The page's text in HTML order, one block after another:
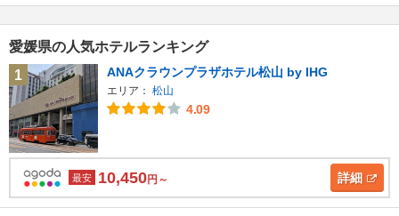
愛媛県の人気ホテルランキング
1
ANAクラウンプラザホテル松山 by IHG
エリア： 松山
4.09
最安 10,450円～ 詳細